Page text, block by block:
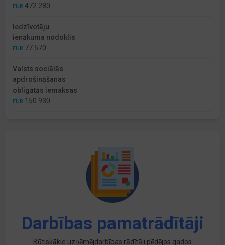
EUR 472 280
Iedzīvotāju
ienākuma nodoklis
EUR 77 570
Valsts sociālās
apdrošināšanas
obligātās iemaksas
EUR 150 930
Darbības pamatrādītāji
Būtiskākie uzņēmējdarbības rādītāji pēdējos gados